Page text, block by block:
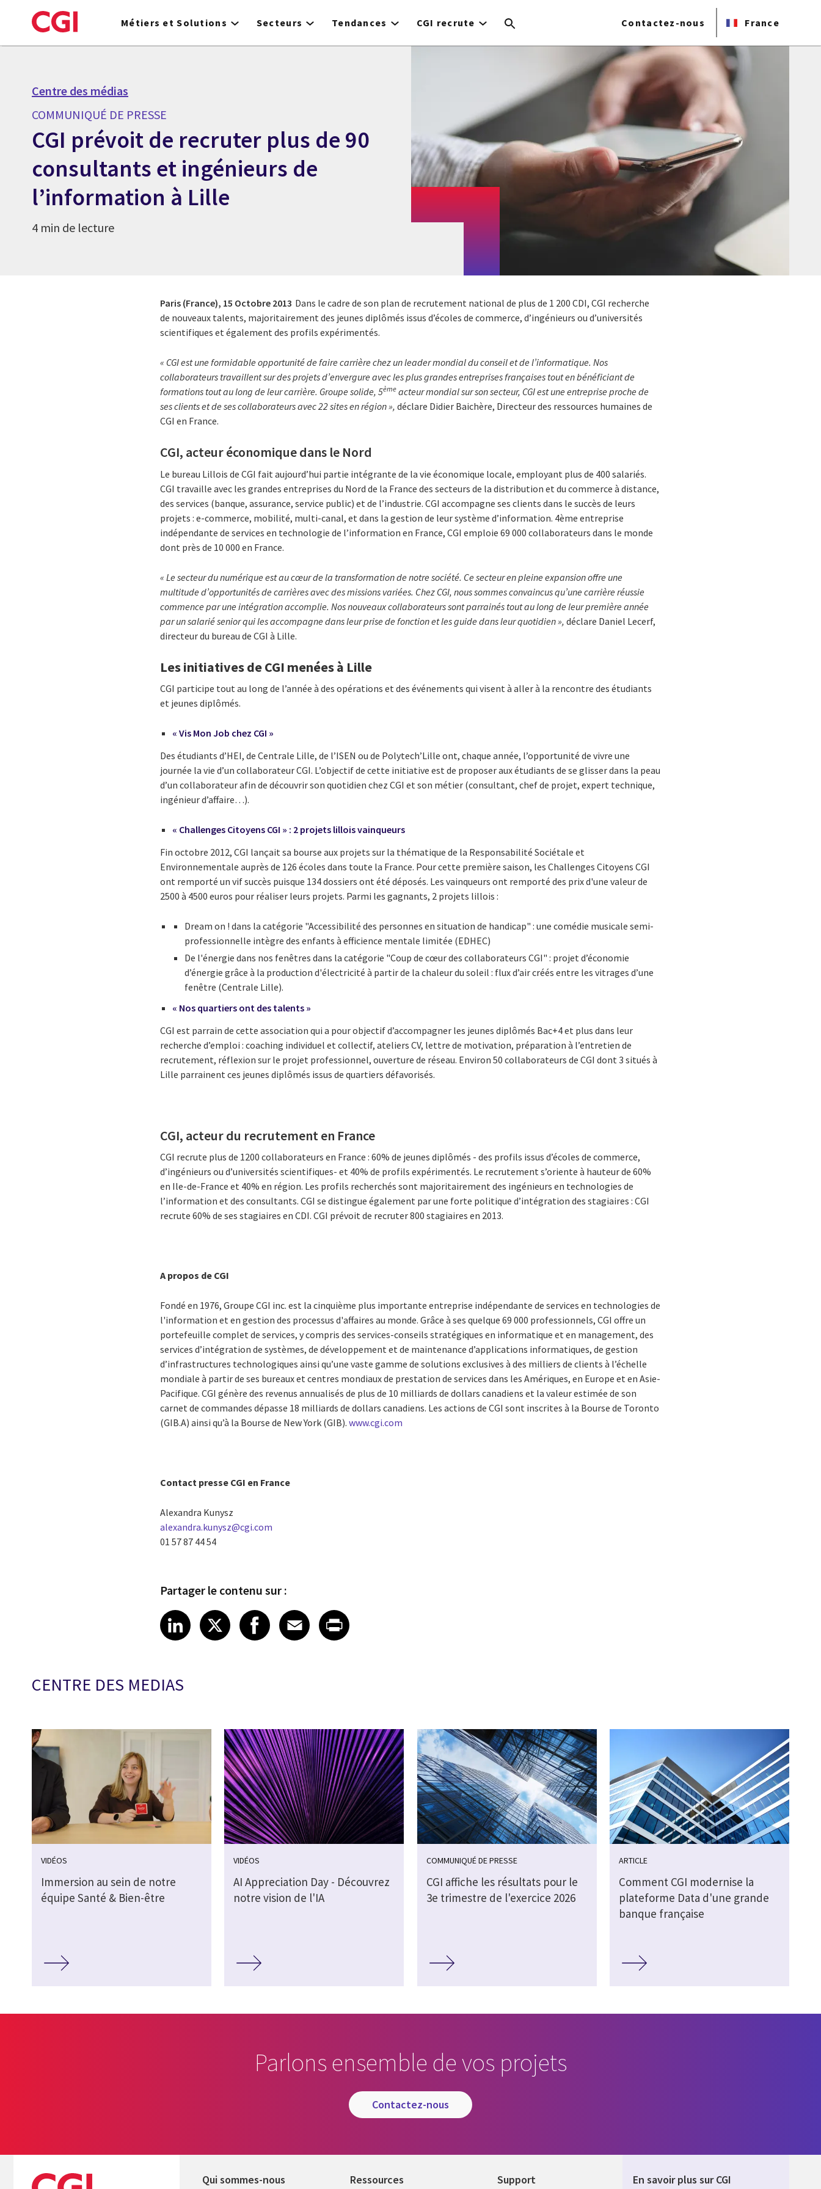
to
Métiers et Solutions Secteurs Tendances CGI recrute Contactez-nous France
Centre des médias
COMMUNIQUÉ DE PRESSE
CGI prévoit de recruter plus de 90
consultants et ingénieurs de
l’information à Lille
4 min de lecture
Paris (France), 15 Octobre 2013 Dans le cadre de son plan de recrutement national de plus de 1 200 CDI, CGI recherche
de nouveaux talents, majoritairement des jeunes diplômés issus d’écoles de commerce, d’ingénieurs ou d’universités
scientifiques et également des profils expérimentés.
« CGI est une formidable opportunité de faire carrière chez un leader mondial du conseil et de l’informatique. Nos
collaborateurs travaillent sur des projets d’envergure avec les plus grandes entreprises françaises tout en bénéficiant de
formations tout au long de leur carrière. Groupe solide, 5ème acteur mondial sur son secteur, CGI est une entreprise proche de
ses clients et de ses collaborateurs avec 22 sites en région », déclare Didier Baichère, Directeur des ressources humaines de
CGI en France.
CGI, acteur économique dans le Nord
Le bureau Lillois de CGI fait aujourd’hui partie intégrante de la vie économique locale, employant plus de 400 salariés.
CGI travaille avec les grandes entreprises du Nord de la France des secteurs de la distribution et du commerce à distance,
des services (banque, assurance, service public) et de l’industrie. CGI accompagne ses clients dans le succès de leurs
projets : e-commerce, mobilité, multi-canal, et dans la gestion de leur système d’information. 4ème entreprise
indépendante de services en technologie de l’information en France, CGI emploie 69 000 collaborateurs dans le monde
dont près de 10 000 en France.
« Le secteur du numérique est au cœur de la transformation de notre société. Ce secteur en pleine expansion offre une
multitude d’opportunités de carrières avec des missions variées. Chez CGI,nous sommes convaincus qu’une carrière réussie
commence par une intégration accomplie. Nos nouveaux collaborateurs sont parrainés tout au long de leur première année
par un salarié senior qui les accompagne dans leur prise de fonction et les guide dans leur quotidien »,déclare Daniel Lecerf,
directeur du bureau de CGI à Lille.
Les initiatives de CGI menées à Lille
CGI participe tout au long de l’année à des opérations et des événements qui visent à aller à la rencontre des étudiants
et jeunes diplômés.
« Vis Mon Job chez CGI »
Des étudiants d’HEI, de Centrale Lille, de l’ISEN ou de Polytech’Lille ont, chaque année, l’opportunité de vivre une
journée la vie d’un collaborateur CGI. L’objectif de cette initiative est de proposer aux étudiants de se glisser dans la peau
d’un collaborateur afin de découvrir son quotidien chez CGI et son métier (consultant, chef de projet, expert technique,
ingénieur d’affaire…).
« Challenges Citoyens CGI » : 2 projets lillois vainqueurs
Fin octobre 2012, CGI lançait sa bourse aux projets sur la thématique de la Responsabilité Sociétale et
Environnementale auprès de 126 écoles dans toute la France. Pour cette première saison, les Challenges Citoyens CGI
ont remporté un vif succès puisque 134 dossiers ont été déposés. Les vainqueurs ont remporté des prix d'une valeur de
2500 à 4500 euros pour réaliser leurs projets. Parmi les gagnants, 2 projets lillois :
Dream on ! dans la catégorie "Accessibilité des personnes en situation de handicap" : une comédie musicale semi-
professionnelle intègre des enfants à efficience mentale limitée (EDHEC)
De l'énergie dans nos fenêtres dans la catégorie "Coup de cœur des collaborateurs CGI" : projet d’économie
d’énergie grâce à la production d'électricité à partir de la chaleur du soleil : flux d’air créés entre les vitrages d’une
fenêtre (Centrale Lille).
« Nos quartiers ont des talents »
CGI est parrain de cette association qui a pour objectif d’accompagner les jeunes diplômés Bac+4 et plus dans leur
recherche d’emploi : coaching individuel et collectif, ateliers CV, lettre de motivation, préparation à l’entretien de
recrutement, réflexion sur le projet professionnel, ouverture de réseau. Environ 50 collaborateurs de CGI dont 3 situés à
Lille parrainent ces jeunes diplômés issus de quartiers défavorisés.
CGI, acteur du recrutement en France
CGI recrute plus de 1200 collaborateurs en France : 60% de jeunes diplômés - des profils issus d’écoles de commerce,
d’ingénieurs ou d’universités scientifiques- et 40% de profils expérimentés. Le recrutement s’oriente à hauteur de 60%
en Ile-de-France et 40% en région. Les profils recherchés sont majoritairement des ingénieurs en technologies de
l’information et des consultants. CGI se distingue également par une forte politique d’intégration des stagiaires : CGI
recrute 60% de ses stagiaires en CDI. CGI prévoit de recruter 800 stagiaires en 2013.
A propos de CGI
Fondé en 1976, Groupe CGI inc. est la cinquième plus importante entreprise indépendante de services en technologies de
l'information et en gestion des processus d'affaires au monde. Grâce à ses quelque 69 000 professionnels, CGI offre un
portefeuille complet de services, y compris des services-conseils stratégiques en informatique et en management, des
services d’intégration de systèmes, de développement et de maintenance d’applications informatiques, de gestion
d’infrastructures technologiques ainsi qu’une vaste gamme de solutions exclusives à des milliers de clients à l’échelle
mondiale à partir de ses bureaux et centres mondiaux de prestation de services dans les Amériques, en Europe et en Asie-
Pacifique. CGI génère des revenus annualisés de plus de 10 milliards de dollars canadiens et la valeur estimée de son
carnet de commandes dépasse 18 milliards de dollars canadiens. Les actions de CGI sont inscrites à la Bourse de Toronto
(GIB.A) ainsi qu’à la Bourse de New York (GIB).www.cgi.com
Contact presse CGI en France
Alexandra Kunysz
alexandra.kunysz@cgi.com
01 57 87 44 54
Partager le contenu sur :
Share article on LinkedIn
LinkedIn
Share article on X
XShare article on Facebook
Facebook
Share article on Email
Email
Share article on Print
CENTRE DES MEDIAS
VIDÉOS
Immersion au sein de notre
équipe Santé & Bien-être
VIDÉOS
AI Appreciation Day - Découvrez
notre vision de l'IA
COMMUNIQUÉ DE PRESSE
CGI affiche les résultats pour le
3e trimestre de l'exercice 2026
ARTICLE
Comment CGI modernise la
plateforme Data d'une grande
banque française
Parlons ensemble de vos projets
contactez-nous
Qui sommes-nous Ressources Support En savoir plus sur CGI